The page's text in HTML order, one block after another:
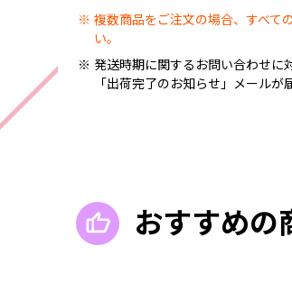
複数商品をご注文の場合、すべて
い。
発送時期に関するお問い合わせに
「出荷完了のお知らせ」メールが
おすすめの